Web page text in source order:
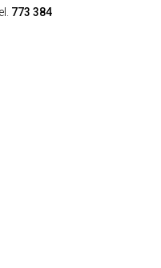
773 384